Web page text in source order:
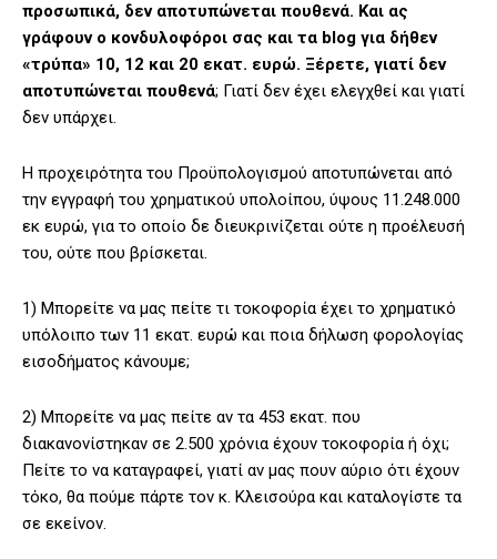
προσωπικά, δεν αποτυπώνεται πουθενά. Και ας
γράφουν ο κονδυλοφόροι σας και τα blog για δήθεν
«τρύπα» 10, 12 και 20 εκατ. ευρώ. Ξέρετε, γιατί δεν
αποτυπώνεται πουθενά; Γιατί δεν έχει ελεγχθεί και γιατί
δεν υπάρχει.
Η προχειρότητα του Προϋπολογισμού αποτυπώνεται από
την εγγραφή του χρηματικού υπολοίπου, ύψους 11.248.000
εκ ευρώ, για το οποίο δε διευκρινίζεται ούτε η προέλευσή
του, ούτε που βρίσκεται.
1) Μπορείτε να μας πείτε τι τοκοφορία έχει το χρηματικό
υπόλοιπο των 11 εκατ. ευρώ και ποια δήλωση φορολογίας
εισοδήματος κάνουμε;
2) Μπορείτε να μας πείτε αν τα 453 εκατ. που
διακανονίστηκαν σε 2.500 χρόνια έχουν τοκοφορία ή όχι;
Πείτε το να καταγραφεί, γιατί αν μας πουν αύριο ότι έχουν
τόκο, θα πούμε πάρτε τον κ. Κλεισούρα και καταλογίστε τα
σε εκείνον.